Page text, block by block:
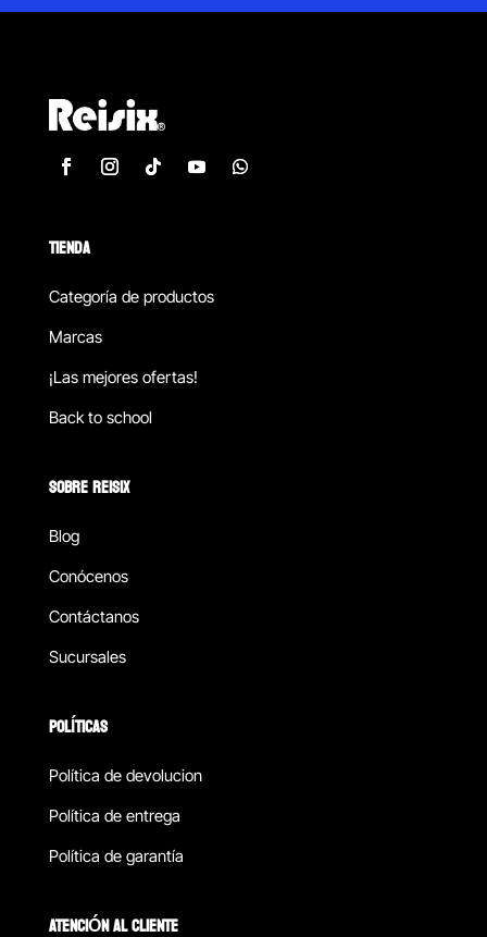
TIENDA
Categoría de productos
Marcas
¡Las mejores ofertas!
Back to school
SOBRE REISIX
Blog
Conócenos
Contáctanos
Sucursales
POLÍTICAS
Política de devolucion
Política de entrega
Política de garantía
ATENCIÓN AL CLIENTE